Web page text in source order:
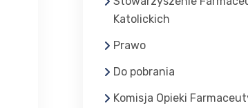
Katolickich
Prawo
Do pobrania
Komisja Opieki